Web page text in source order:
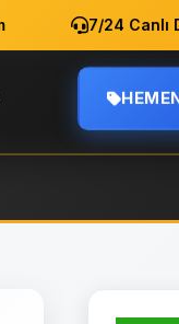
7/24 Canlı